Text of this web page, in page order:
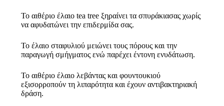
Το αιθέριο έλαιο tea tree ξηραίνει τα σπυράκιασας χωρίς
να αφυδατώνει την επιδερμίδα σας.
Το έλαιο σταφυλιού μειώνει τους πόρους και την
παραγωγή σμήγματος ενώ παρέχει έντονη ενυδάτωση.
Το αιθέριο έλαιο λεβάντας και φουντουκιού
εξισορροπούν τη λιπαρότητα και έχουν αντιβακτηριακή
δράση.